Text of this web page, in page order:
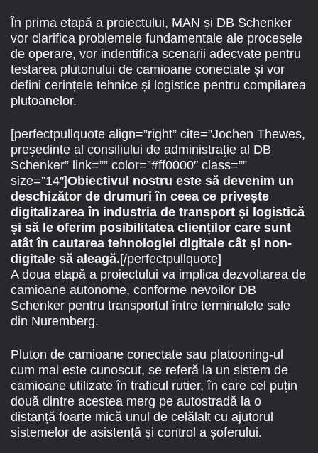
În prima etapă a proiectului, MAN și DB Schenker
vor clarifica problemele fundamentale ale procesele
de operare, vor indentifica scenarii adecvate pentru
testarea plutonului de camioane conectate și vor
defini cerințele tehnice și logistice pentru compilarea
plutoanelor.
[perfectpullquote align=”right” cite=”Jochen Thewes,
președinte al consiliului de administrație al DB
Schenker” link=”” color=”#ff0000″ class=””
size=”14″]Obiectivul nostru este să devenim un
deschizător de drumuri în ceea ce privește
digitalizarea în industria de transport și logistică
și să le oferim posibilitatea clienților care sunt
atât în cautarea tehnologiei digitale cât și non-
digitale să aleagă.[/perfectpullquote]
A doua etapă a proiectului va implica dezvoltarea de
camioane autonome, conforme nevoilor DB
Schenker pentru transportul între terminalele sale
din Nuremberg.
Pluton de camioane conectate sau platooning-ul
cum mai este cunoscut, se referă la un sistem de
camioane utilizate în traficul rutier, în care cel puțin
două dintre acestea merg pe autostradă la o
distanță foarte mică unul de celălalt cu ajutorul
sistemelor de asistență și control a șoferului.